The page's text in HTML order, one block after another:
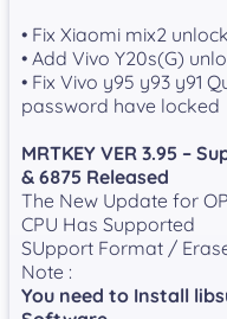
• Fix Xiaomi mix2
• Add Vivo Y20s(G)
• Fix Vivo y95 y93 y91
password have locked
MRTKEY VER 3.95 –
& 6875 Released
The New Update for
CPU Has Supported
SUpport Format /
Note :
You need to Install